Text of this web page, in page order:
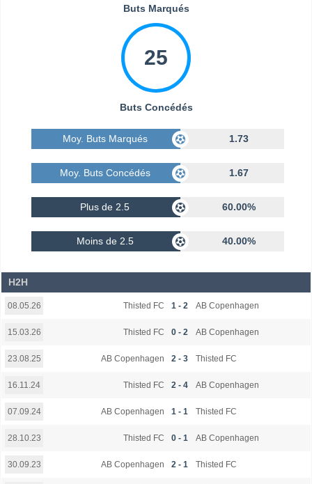
Buts Marqués
25
Buts Concédés
Moy. Buts Marqués 1.73
Moy. Buts Concédés 1.67
Plus de 2.5 60.00%
Moins de 2.5 40.00%
H2H
08.05.26 Thisted FC 1 - 2 AB Copenhagen
15.03.26 Thisted FC 0 - 2 AB Copenhagen
23.08.25 AB Copenhagen 2 - 3 Thisted FC
16.11.24 Thisted FC 2 - 4 AB Copenhagen
07.09.24 AB Copenhagen 1 - 1 Thisted FC
28.10.23 Thisted FC 0 - 1 AB Copenhagen
30.09.23 AB Copenhagen 2 - 1 Thisted FC